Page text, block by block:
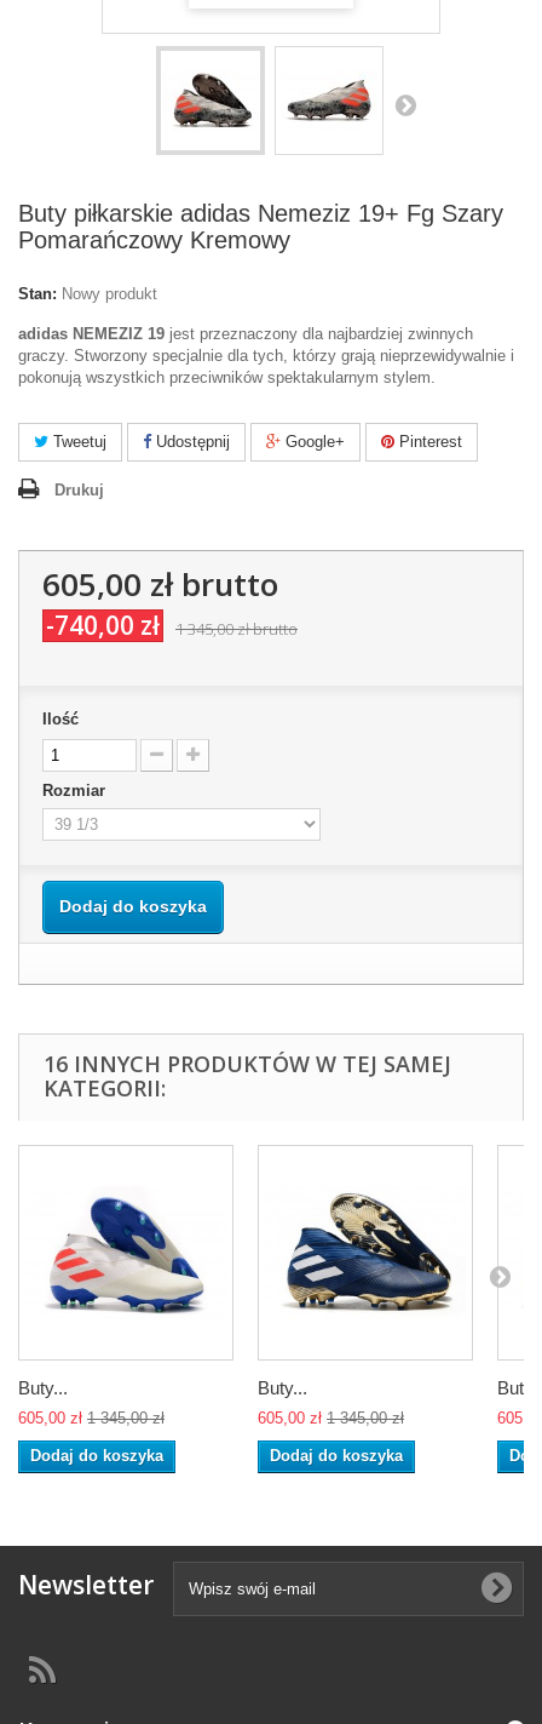
Buty piłkarskie adidas Nemeziz 19+ Fg Szary
Pomarańczowy Kremowy
Stan: Nowy produkt
adidas NEMEZIZ 19 jest przeznaczony dla najbardziej zwinnych
graczy. Stworzony specjalnie dla tych, którzy grają nieprzewidywalnie i
pokonują wszystkich przeciwników spektakularnym stylem.
Tweetuj Udostępnij Google+ Pinterest
Drukuj
605,00 złbrutto
-740,00 zł 1 345,00 złbrutto
Ilość
Rozmiar
Dodaj do koszyka
16 INNYCH PRODUKTÓW W TEJ SAMEJ
KATEGORII:
Buty...
605,00 zł 1 345,00 zł
Dodaj do koszyka
Buty...
605,00 zł 1 345,00 zł
Dodaj do koszyka
Newsletter